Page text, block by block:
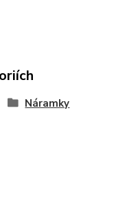
Náramky